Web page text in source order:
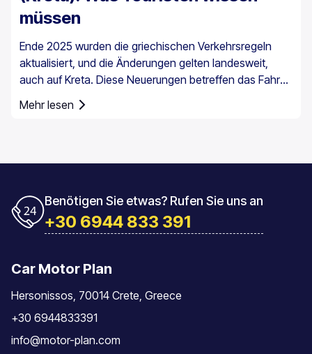
müssen
Ende 2025 wurden die griechischen Verkehrsregeln
aktualisiert, und die Änderungen gelten landesweit,
auch auf Kreta. Diese Neuerungen betreffen das Fahren
Geschwindigkeitsüberwachung und die Pflichten der
Mehr lesen
Benötigen Sie etwas? Rufen Sie uns an
+30 6944 833 391
Car Motor Plan
Hersonissos, 70014 Crete, Greece
+30 6944833391
info@motor-plan.com